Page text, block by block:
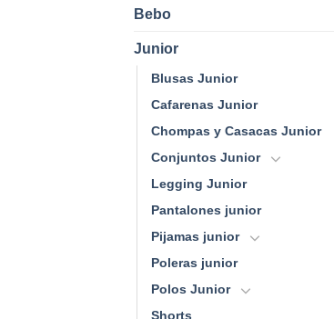
Bebo
Junior
Blusas Junior
Cafarenas Junior
Chompas y Casacas Junior
Conjuntos Junior
Legging Junior
Pantalones junior
Pijamas junior
Poleras junior
Polos Junior
Shorts